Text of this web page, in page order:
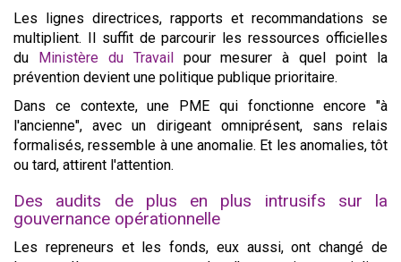
Les lignes directrices, rapports et recommandations se
multiplient. Il suffit de parcourir les ressources officielles
du Ministère du Travailpour mesurer à quel point la
prévention devient une politique publique prioritaire.
Dans ce contexte, une PME qui fonctionne encore "à
l'ancienne", avec un dirigeant omniprésent, sans relais
formalisés, ressemble à une anomalie. Et les anomalies, tôt
ou tard, attirent l'attention.
Des audits de plus en plus intrusifs sur la
gouvernance opérationnelle
Les repreneurs et les fonds, eux aussi, ont changé de